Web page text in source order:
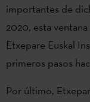
importantes de
2020, esta
Etxepare Euskal
primeros pasos
Por último,